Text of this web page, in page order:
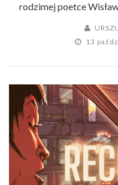
rodzimej poetce
13